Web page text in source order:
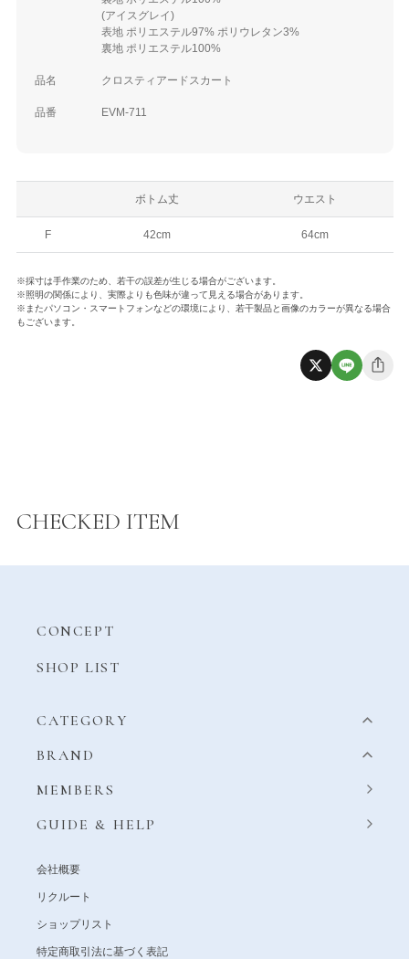
(アイスグレイ)
表地 ポリエステル97% ポリウレタン3%
裏地 ポリエステル100%
品名 クロスティアードスカート
品番 EVM-711
ボトム丈 ウエスト
F 42cm 64cm
※採寸は手作業のため、若干の誤差が生じる場合がございます。
※照明の関係により、実際よりも色味が違って見える場合があります。
※またパソコン・スマートフォンなどの環境により、若干製品と画像のカラーが異なる場合
もございます。
CHECKED ITEM
CONCEPT
SHOP LIST
CATEGORY
BRAND
MEMBERS
GUIDE & HELP
会社概要
リクルート
ショップリスト
特定商取引法に基づく表記